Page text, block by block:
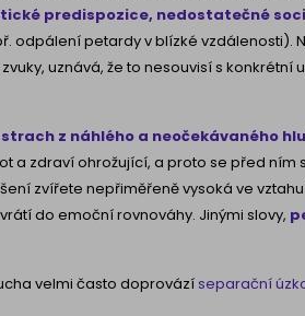
predispozice, nedostatečné
odpálení petardy v blízké vzdálenosti).
uznává, že to nesouvisí s
strach z náhlého a neočekávaného
a zdraví ohrožující, a proto se před
zvířete nepřiměřeně vysoká ve
do emoční rovnováhy. Jinými slovy,
velmi často doprovází separační